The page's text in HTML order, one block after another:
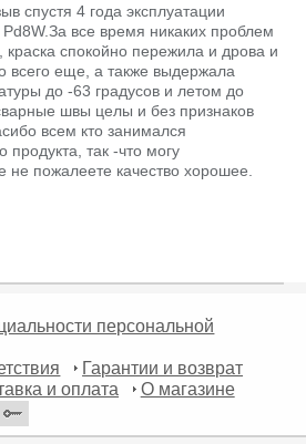
спустя 4 года эксплуатации
все время никаких проблем
спокойно пережила и дрова и
всего еще, а также выдержала
до -63 градусов и летом до
швы целы и без признаков
всем кто занимался
продукта, так -что могу
не пожалеете качество хорошее.
персональной
Гарантии и возврат
и оплата
О магазине